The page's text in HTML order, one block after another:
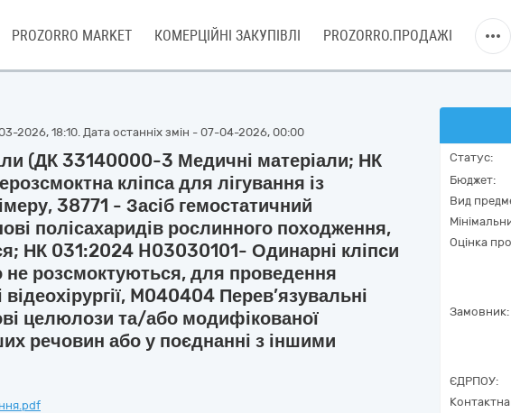
PROZORRO MARKET КОМЕРЦІЙНІ ЗАКУПІВЛІ PROZORRO.ПРОДАЖІ
2026, 18:10. Дата останніх змін - 07-04-2026, 00:00
(ДК 33140000-3 Медичні матеріали; НК
кліпса для лігування із
38771 - Засіб гемостатичний
полісахаридів рослинного походження,
НК 031:2024 H03030101- Одинарні кліпси
не розсмоктуються, для проведення
і відеохірургії, M040404 Перев’язувальні
целюлози та/або модифікованої
речовин або у поєднанні з іншими
Статус:
Бюджет:
Вид
Оцінка
Замовник:
ЄДРПОУ: